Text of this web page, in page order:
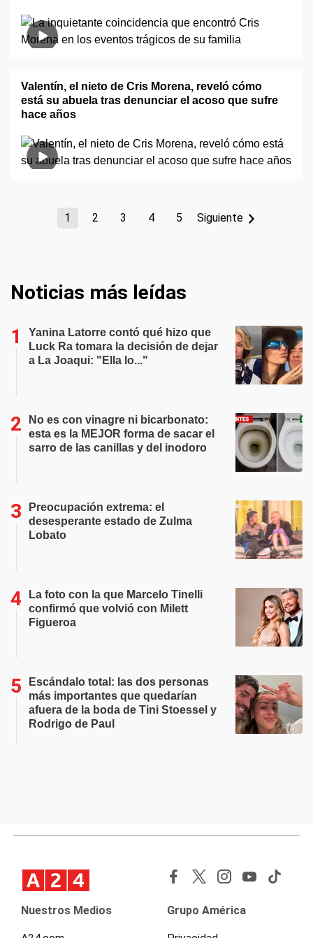
Valentín, el nieto de Cris Morena, reveló cómo
está su abuela tras denunciar el acoso que sufre
hace años
1 2 3 4 5 Siguiente
Noticias más leídas
Yanina Latorre contó qué hizo que
Luck Ra tomara la decisión de dejar
a La Joaqui: "Ella lo..."
No es con vinagre ni bicarbonato:
esta es la MEJOR forma de sacar el
sarro de las canillas y del inodoro
Preocupación extrema: el
desesperante estado de Zulma
Lobato
La foto con la que Marcelo Tinelli
confirmó que volvió con Milett
Figueroa
Escándalo total: las dos personas
más importantes que quedarían
afuera de la boda de Tini Stoessel y
Rodrigo de Paul
Nuestros Medios Grupo América